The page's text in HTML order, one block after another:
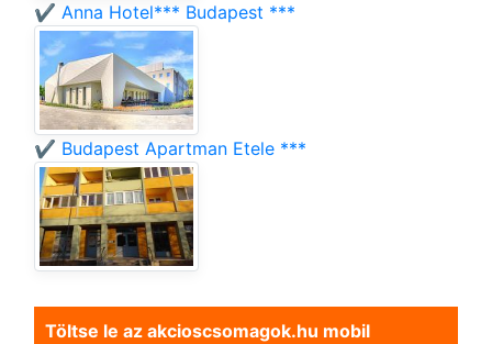
✔️ Anna Hotel*** Budapest ***
✔️ Budapest Apartman Etele ***
Töltse le az akcioscsomagok.hu mobil